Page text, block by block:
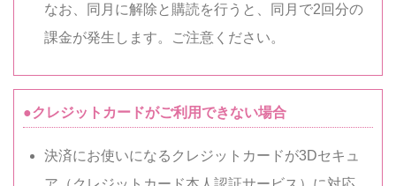
なお、同月に解除と購読を行うと、同月で2回分の
課金が発生します。ご注意ください。
●クレジットカードがご利用できない場合
決済にお使いになるクレジットカードが3Dセキュ